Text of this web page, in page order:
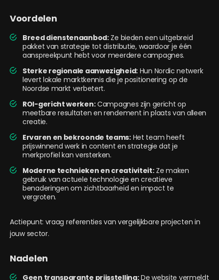
Voordelen
Breed dienstenaanbod:Ze bieden een uitgebreid
pakket van strategie tot distributie, waardoor je één
aanspreekpunt hebt voor meerdere campagnes.
Sterke regionale aanwezigheid: Hun Nordic netwerk
levert lokale marktkennis die je positionering op de
Noordse markt verbetert.
ROI-gericht werken:Campagnes zijn gericht op
meetbare resultaten en rendement in plaats van alleen
creatie.
Ervaren en bekroonde teams:Het team heeft
prijswinnend werk in content en strategie dat je
merkprofiel kan versterken.
Moderne technieken en creativiteit:Ze maken
gebruik van actuele technologie en creatieve
benaderingen om zichtbaarheid en impact te
vergroten.
Actiepunt: vraag referenties van vergelijkbare projecten in
jouw sector.
Nadelen
Geen transparante prijsstelling:De website vermeldt